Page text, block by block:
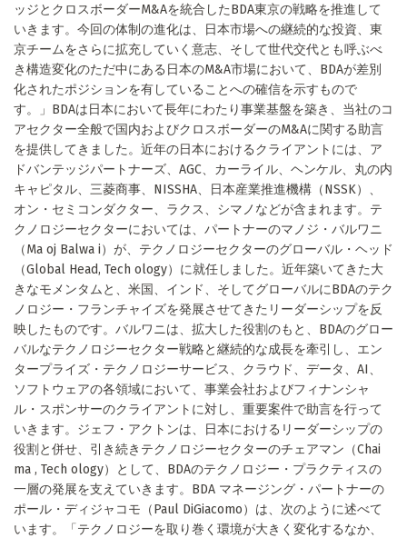
ッジとクロスボーダーM&Aを統合したBDA東京の戦略を推進して
いきます。今回の体制の進化は、日本市場への継続的な投資、東
京チームをさらに拡充していく意志、そして世代交代とも呼ぶべ
き構造変化のただ中にある日本のM&A市場において、BDAが差別
化されたポジションを有していることへの確信を示すもので
す。」BDAは日本において長年にわたり事業基盤を築き、当社のコ
アセクター全般で国内およびクロスボーダーのM&Aに関する助言
を提供してきました。近年の日本におけるクライアントには、ア
ドバンテッジパートナーズ、AGC、カーライル、ヘンケル、丸の内
キャピタル、三菱商事、NISSHA、日本産業推進機構（NSSK）、
オン・セミコンダクター、ラクス、シマノなどが含まれます。テ
クノロジーセクターにおいては、パートナーのマノジ・バルワニ
（Ma oj Balwa i）が、テクノロジーセクターのグローバル・ヘッド
（Global Head, Tech ology）に就任しました。近年築いてきた大
きなモメンタムと、米国、インド、そしてグローバルにBDAのテク
ノロジー・フランチャイズを発展させてきたリーダーシップを反
映したものです。バルワニは、拡大した役割のもと、BDAのグロー
バルなテクノロジーセクター戦略と継続的な成長を牽引し、エン
タープライズ・テクノロジーサービス、クラウド、データ、AI、
ソフトウェアの各領域において、事業会社およびフィナンシャ
ル・スポンサーのクライアントに対し、重要案件で助言を行って
いきます。ジェフ・アクトンは、日本におけるリーダーシップの
役割と併せ、引き続きテクノロジーセクターのチェアマン（Chai
ma , Tech ology）として、BDAのテクノロジー・プラクティスの
一層の発展を支えていきます。BDA マネージング・パートナーの
ポール・ディジャコモ（Paul DiGiacomo）は、次のように述べて
います。「テクノロジーを取り巻く環境が大きく変化するなか、